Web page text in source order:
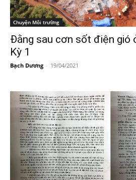
Chuyện Môi trường
Đằng sau cơn sốt điện gió
Kỳ 1
Bạch Dương - 19/04/2021